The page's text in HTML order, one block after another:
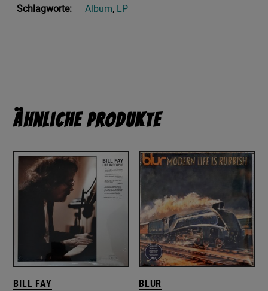
Schlagworte:
Album, LP
Ähnliche Produkte
BILL FAY BLUR